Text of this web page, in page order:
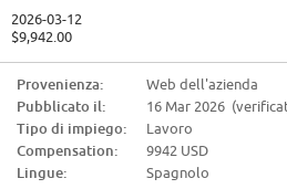
2026-03-12
$9,942.00
Nivel académico requerido: Secundaria/
Experiencia: 6m - 1 año en AUXILIAR DE
Autonomía
Pensamiento crítico
Razonamiento Lógico-Matemático
Provenienza:
Web dell'azienda
Pubblicato il:
16 Mar 2026
Tipo di impiego:
Lavoro
Compensation:
9942 USD
Lingue:
Spagnolo